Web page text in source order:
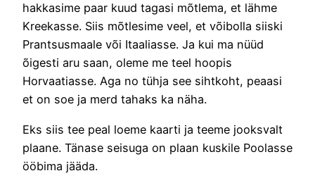
hakkasime paar kuud tagasi mõtlema, et lähme
Kreekasse. Siis mõtlesime veel, et võibolla siiski
Prantsusmaale või Itaaliasse. Ja kui ma nüüd
õigesti aru saan, oleme me teel hoopis
Horvaatiasse. Aga no tühja see sihtkoht, peaasi
et on soe ja merd tahaks ka näha.
Eks siis tee peal loeme kaarti ja teeme jooksvalt
plaane. Tänase seisuga on plaan kuskile Poolasse
ööbima jääda.